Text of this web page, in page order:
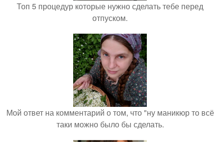
Топ 5 процедур которые нужно сделать тебе перед
отпуском.
Мой ответ на комментарий о том, что "ну маникюр то всё
таки можно было бы сделать.